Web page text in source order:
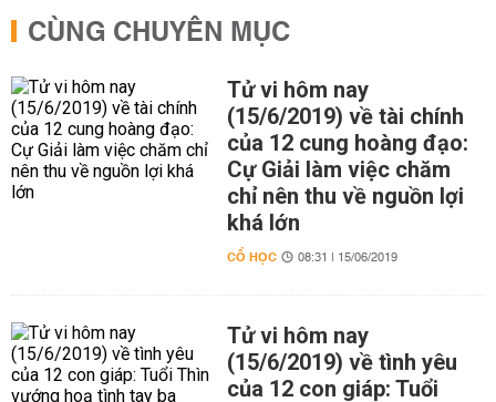
CÙNG CHUYÊN MỤC
Tử vi hôm nay
(15/6/2019) về tài chính
của 12 cung hoàng đạo:
Cự Giải làm việc chăm
chỉ nên thu về nguồn lợi
khá lớn
CỔ HỌC 08:31 | 15/06/2019
Tử vi hôm nay
(15/6/2019) về tình yêu
của 12 con giáp: Tuổi